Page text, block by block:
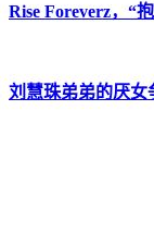
Rise Foreverz，“
刘慧珠弟弟的厌女